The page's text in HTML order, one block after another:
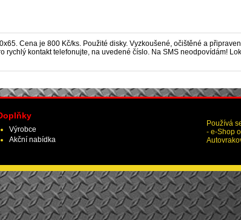
Cena je 800 Kč/ks. Použité disky. Vyzkoušené, očištěné a
kontakt telefonujte, na uvedené číslo. Na SMS neodpovídám!
Výrobce
Akční nabídka
Používá
- e-Shop